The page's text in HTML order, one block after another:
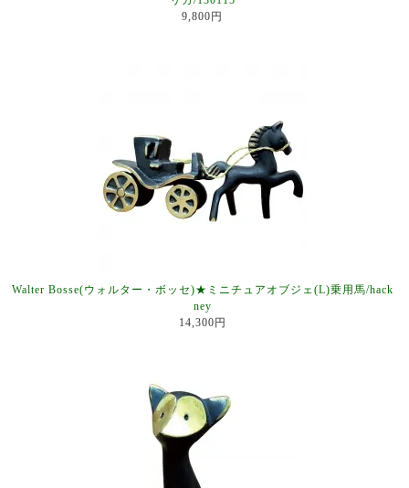
9,800円
Walter Bosse(ウォルター・ボッセ)★ミニチュアオブジェ(L)乗用馬/hack
ney
14,300円